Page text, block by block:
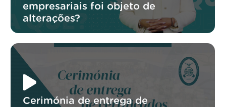
empresariais foi objeto de
alterações?
Cerimónia de entrega de